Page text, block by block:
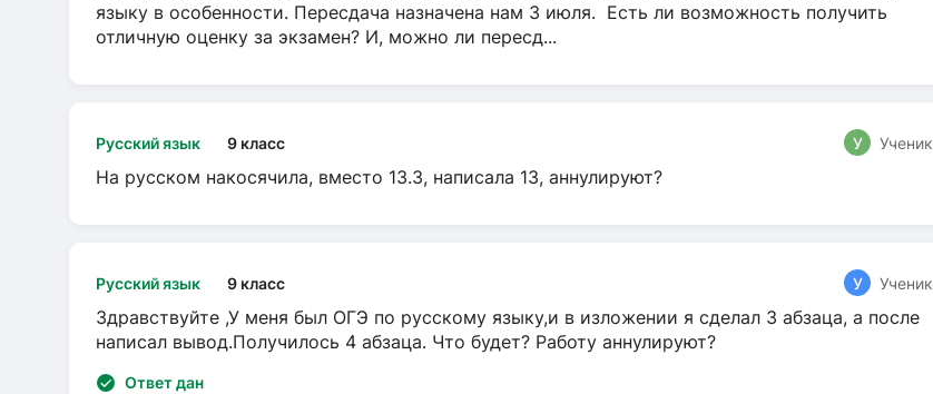
языку в особенности. Пересдача назначена нам 3 июля. Есть ли возможность получить
отличную оценку за экзамен? И, можно ли пересд...
Русский язык 9 класс У Ученик
На русском накосячила, вместо 13.3, написала 13, аннулируют?
Русский язык 9 класс У Ученик
Здравствуйте ,У меня был ОГЭ по русскому языку,и в изложении я сделал 3 абзаца, а после
написал вывод.Получилось 4 абзаца. Что будет? Работу аннулируют?
Ответ дан